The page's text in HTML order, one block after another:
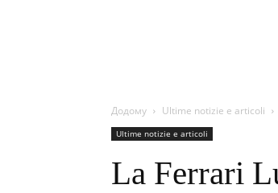
Додому Ultime notizie e articoli
Ultime notizie e articoli
La Ferrari